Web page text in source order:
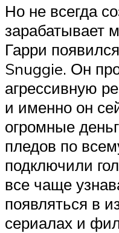
Но не всегда
зарабатывает
Гарри
Snuggie. Он
агрессивную
и именно он
огромные
пледов по
подключили
все чаще
появляться в
сериалах и